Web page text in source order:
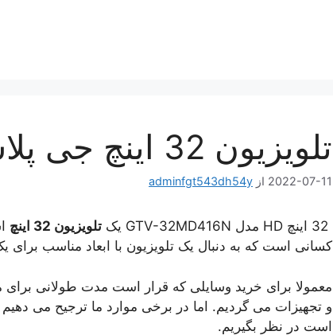
تلویزیون 32 اینچ جی پلاس
2022-07-11 از adminfgt543dh54y
تلویزیون 32 اینچ
کسانی است که به دنبال یک تلویزیون با ابعاد مناسب
معمولا برای خرید وسایلی که قرار است مدت طولانی برای
و تجهیزات می گردیم. اما در برخی موارد ما ترجیح می
است در نظر بگیریم.